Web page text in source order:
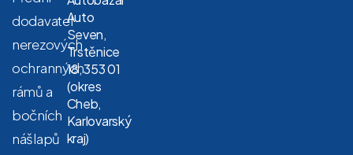
dodavatel
nerezových
ochranných
rámů a
bočních
nášlapů
Auto
Seven,
Trstěnice
18, 353 01
(okres
Cheb,
Karlovarský
kraj)